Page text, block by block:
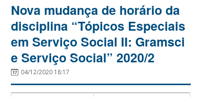
Nova mudança de horário da
disciplina “Tópicos Especiais
em Serviço Social II: Gramsci
e Serviço Social” 2020/2
04/12/2020 18:17